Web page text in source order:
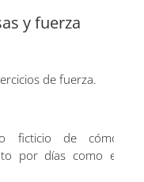
y fuerza
de fuerza.
ficticio de cómo
por días como el